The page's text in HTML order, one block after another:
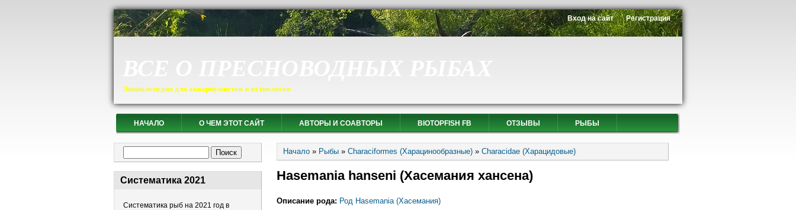
Энциклопедия для аквариумистов и ихтиологов
Вход на сайт Регистрация
НАЧАЛО О ЧЕМ ЭТОТ САЙТ АВТОРЫ И СОАВТОРЫ BIOTOPFISH FB ОТЗЫВЫ РЫБЫ
Систематика 2021
Систематика рыб на 2021 год в
Вы здесь
Начало » Рыбы » Characiformes (Харацинообразные) » Characidae (Харацидовые)
Hasemania hanseni (Хасемания хансена)
Описание рода: Род Hasemania (Хасемания)